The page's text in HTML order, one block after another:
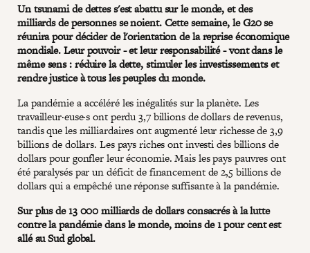
Un tsunami de dettes s'est abattu sur le monde, et des
milliards de personnes se noient. Cette semaine, le G20 se
réunira pour décider de l'orientation de la reprise économique
mondiale. Leur pouvoir - et leur responsabilité - vont dans le
même sens : réduire la dette, stimuler les investissements et
rendre justice à tous les peuples du monde.
La pandémie a accéléré les inégalités sur la planète. Les
travailleur·euse·s ont perdu 3,7 billions de dollars de revenus,
tandis que les milliardaires ont augmenté leur richesse de 3,9
billions de dollars. Les pays riches ont investi des billions de
dollars pour gonfler leur économie. Mais les pays pauvres ont
été paralysés par un déficit de financement de 2,5 billions de
dollars qui a empêché une réponse suffisante à la pandémie.
Sur plus de 13 000 milliards de dollars consacrés à la lutte
contre la pandémie dans le monde, moins de 1 pour cent est
allé au Sud global.